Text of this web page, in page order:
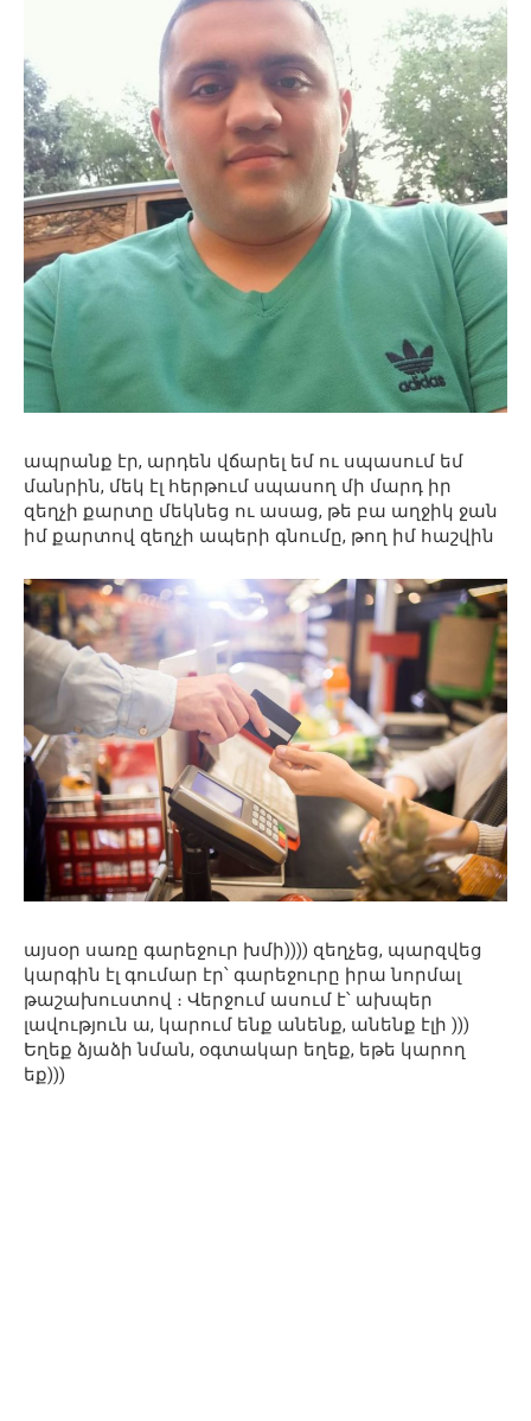
ապրանք էր, արդեն վճարել եմ ու սպասում եմ
մանրին, մեկ էլ հերթում սպասող մի մարդ իր
զեղչի քարտը մեկնեց ու ասաց, թե բա աղջիկ ջան
իմ քարտով զեղչի ապերի գնումը, թող իմ հաշվին
այսօր սառը գարեջուր խմի)))) զեղչեց, պարզվեց
կարգին էլ գումար էր՝ գարեջուրը իրա նորմալ
թաշախուստով ։ Վերջում ասում է՝ ախպեր
լավություն ա, կարում ենք անենք, անենք էլի )))
Եղեք ձյաձի նման, օգտակար եղեք, եթե կարող
եք)))